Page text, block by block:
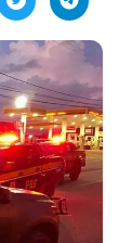
o JH
"